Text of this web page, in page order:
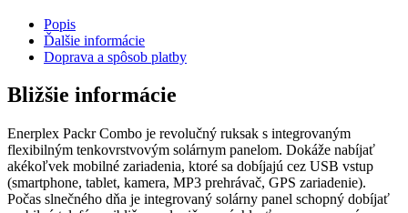
Popis
Ďalšie informácie
Doprava a spôsob platby
Bližšie informácie
Enerplex Packr Combo je revolučný ruksak s integrovaným
flexibilným tenkovrstvovým solárnym panelom. Dokáže nabíjať
akékoľvek mobilné zariadenia, ktoré sa dobíjajú cez USB vstup
(smartphone, tablet, kamera, MP3 prehrávač, GPS zariadenie).
Počas slnečného dňa je integrovaný solárny panel schopný dobíjať